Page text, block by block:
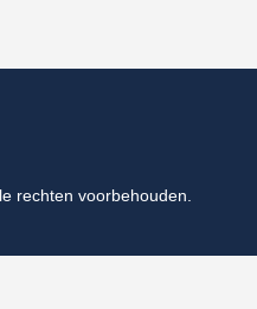
rechten voorbehouden.